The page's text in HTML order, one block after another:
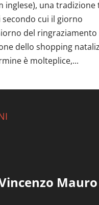
inglese), una tradizione
cui il giorno
del ringraziamento
dello shopping
è molteplice,...
Mauro